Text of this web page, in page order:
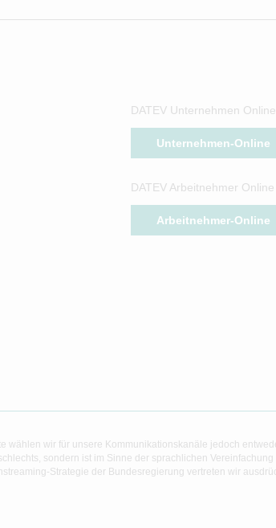
DATEV Unternehmen Online
Unternehmen-Online
DATEV Arbeitnehmer Online
Arbeitnehmer-Online
wir für unsere Kommunikationskanäle jedoch
sondern ist im Sinne der sprachlichen
Strategie der Bundesregierung vertreten wir